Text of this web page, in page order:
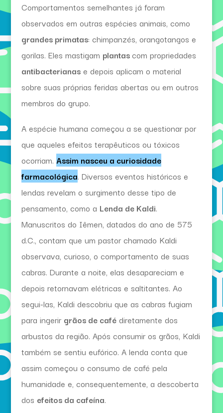
Comportamentos semelhantes já foram
observados em outras espécies animais, como
grandes primatas: chimpanzés, orangotangos e
gorilas. Eles mastigam plantascom propriedades
antibacterianase depois aplicam o material
sobre suas próprias feridas abertas ou em outros
membros do grupo.
A espécie humana começou a se questionar por
que aqueles efeitos terapêuticos ou tóxicos
ocorriam. Assim nasceu a curiosidade
farmacológica. Diversos eventos históricos e
lendas revelam o surgimento desse tipo de
pensamento, como a Lenda de Kaldi.
Manuscritos do Iêmen, datados do ano de 575
d.C., contam que um pastor chamado Kaldi
observava, curioso, o comportamento de suas
cabras. Durante a noite, elas desapareciam e
depois retornavam elétricas e saltitantes. Ao
segui-las, Kaldi descobriu que as cabras fugiam
para ingerir grãos de cafédiretamente dos
arbustos da região. Após consumir os grãos, Kaldi
também se sentiu eufórico. A lenda conta que
assim começou o consumo de café pela
humanidade e, consequentemente, a descoberta
dos efeitos da cafeína.